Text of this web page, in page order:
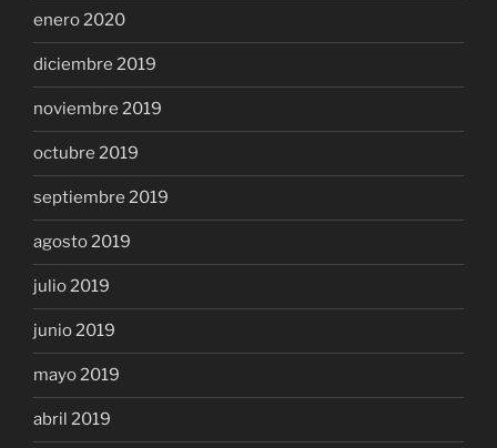
enero 2020
diciembre 2019
noviembre 2019
octubre 2019
septiembre 2019
agosto 2019
julio 2019
junio 2019
mayo 2019
abril 2019